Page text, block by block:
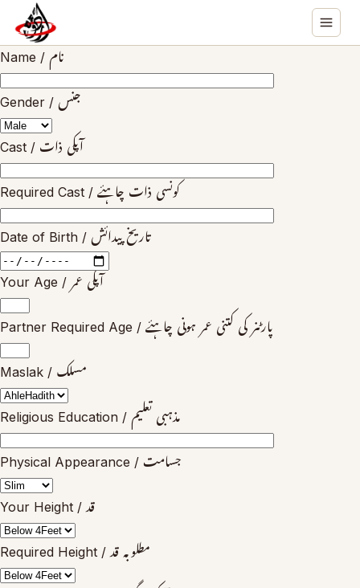
Name / نام
Gender / جنس
Cast / آپکی ذات
Required Cast / کونسی ذات چاہئے
Date of Birth / تاریخ پیدائش
Your Age / آپکی عمر
Partner Required Age / پارٹنر کی کتنی عمر ہونی چاہئے
Maslak / مسلک
Religious Education / مذہبی تعلیم
Physical Appearance / جسامت
Your Height / قد
Required Height / مطلوبہ قد